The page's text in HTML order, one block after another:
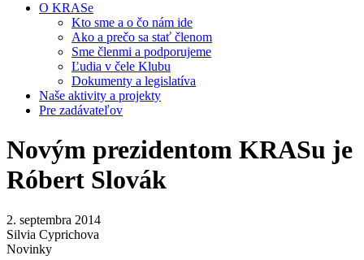
O KRASe
Kto sme a o čo nám ide
Ako a prečo sa stať členom
Sme členmi a podporujeme
Ľudia v čele Klubu
Dokumenty a legislatíva
Naše aktivity a projekty
Pre zadávateľov
Novým prezidentom KRASu je
Róbert Slovák
2. septembra 2014
Silvia Cyprichova
Novinky